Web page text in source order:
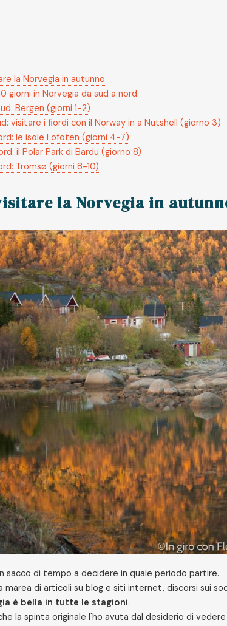
la Norvegia in autunno
giorni in Norvegia da sud a nord
Bergen (giorni 1-2)
visitare i fiordi con il Norway in a Nutshell (giorno 3)
le isole Lofoten (giorni 4-7)
il Polar Park di Bardu (giorno 8)
Tromsø (giorni 8-10)
la Norvegia in
sacco di tempo a decidere in quale periodo partire.
marea di articoli su blog e siti internet, discorsi sui
è bella in tutte le stagioni.
la spinta originale l'ho avuta dal desiderio di vedere